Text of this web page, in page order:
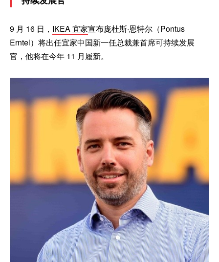
9 月 16 日， IKEA 宜家宣布庞杜斯·恩特尔（Pontus
Erntel）将出任宜家中国新一任总裁兼首席可持续发展
官，他将在今年 11 月履新。